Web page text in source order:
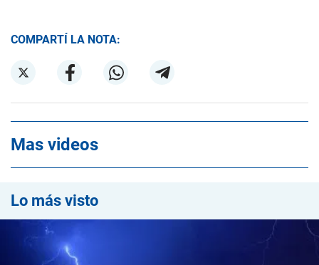
COMPARTÍ LA NOTA:
Mas videos
Lo más visto